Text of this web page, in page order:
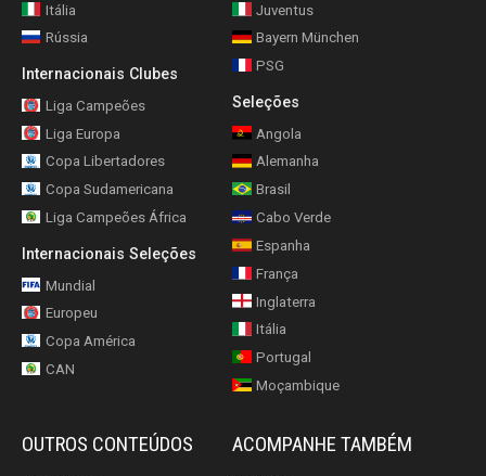
Itália
Rússia
Internacionais Clubes
Liga Campeões
Liga Europa
Copa Libertadores
Copa Sudamericana
Liga Campeões África
Internacionais Seleções
Mundial
Europeu
Copa América
CAN
Juventus
Bayern München
PSG
Seleções
Angola
Alemanha
Brasil
Cabo Verde
Espanha
França
Inglaterra
Itália
Portugal
Moçambique
OUTROS CONTEÚDOS ACOMPANHE TAMBÉM